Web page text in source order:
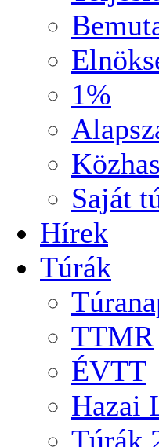
1%
Saját
Hírek
Túrák
TTMR
ÉVTT
Hazai
Túrák